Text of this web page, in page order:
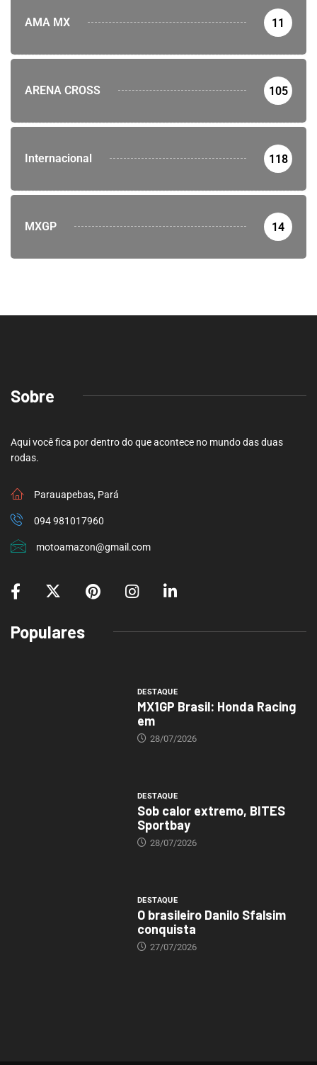
AMA MX 11
ARENA CROSS 105
Internacional 118
MXGP 14
Sobre
Aqui você fica por dentro do que acontece no mundo das duas
rodas.
Parauapebas, Pará
094 981017960
motoamazon@gmail.com
Populares
DESTAQUE
MX1GP Brasil: Honda Racing
em
28/07/2026
DESTAQUE
Sob calor extremo, BITES
Sportbay
28/07/2026
DESTAQUE
O brasileiro Danilo Sfalsim
conquista
27/07/2026